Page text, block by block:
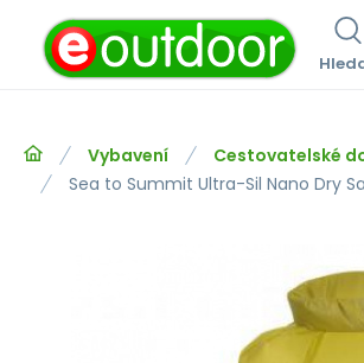
Vybavení Cestovatelské
Sea to Summit Ultra-Sil Nano Dry